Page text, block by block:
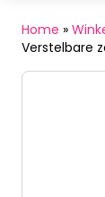
Home »
Verstelbare